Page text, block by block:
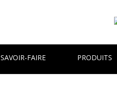
SAVOIR-FAIRE PRODUITS